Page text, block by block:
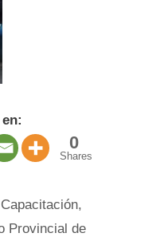
0
Shares
Capacitación,
Provincial de